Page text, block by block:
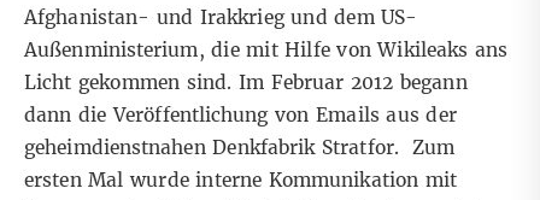
Afghanistan- und Irakkrieg und dem US-
Außenministerium, die mit Hilfe von Wikileaks ans
Licht gekommen sind. Im Februar 2012 begann
dann dieVeröffentlichung von Emails aus der
geheimdienstnahen Denkfabrik Stratfor. Zum
ersten Mal wurde interne Kommunikation mit